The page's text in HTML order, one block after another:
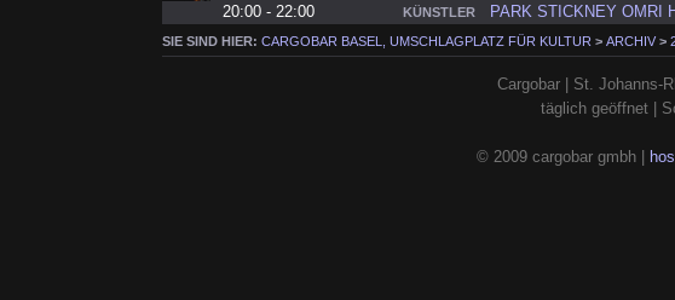
20:00 - 22:00 KÜNSTLER PARK STICKNEY OMRI
SIE SIND HIER:CARGOBAR BASEL, UMSCHLAGPLATZ FÜR KULTUR >ARCHIV >
Cargobar | St. Johanns-
täglich geöffnet |
© 2009 cargobar gmbh |